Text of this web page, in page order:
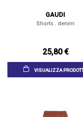
GAUDI
Shorts . denim
25,80 €
VISUALIZZA